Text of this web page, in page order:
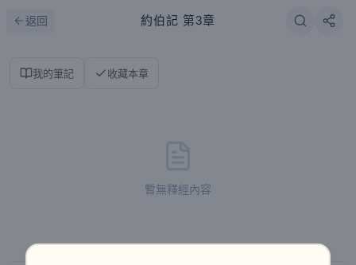
返回 約伯記 第3章
我的筆記 收藏本章
暫無釋經內容